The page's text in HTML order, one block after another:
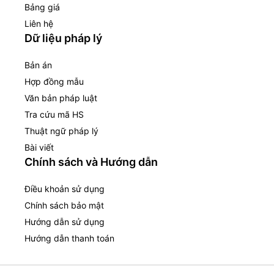
Bảng giá
Liên hệ
Dữ liệu pháp lý
Bản án
Hợp đồng mẫu
Văn bản pháp luật
Tra cứu mã HS
Thuật ngữ pháp lý
Bài viết
Chính sách và Hướng dẫn
Điều khoản sử dụng
Chính sách bảo mật
Hướng dẫn sử dụng
Hướng dẫn thanh toán